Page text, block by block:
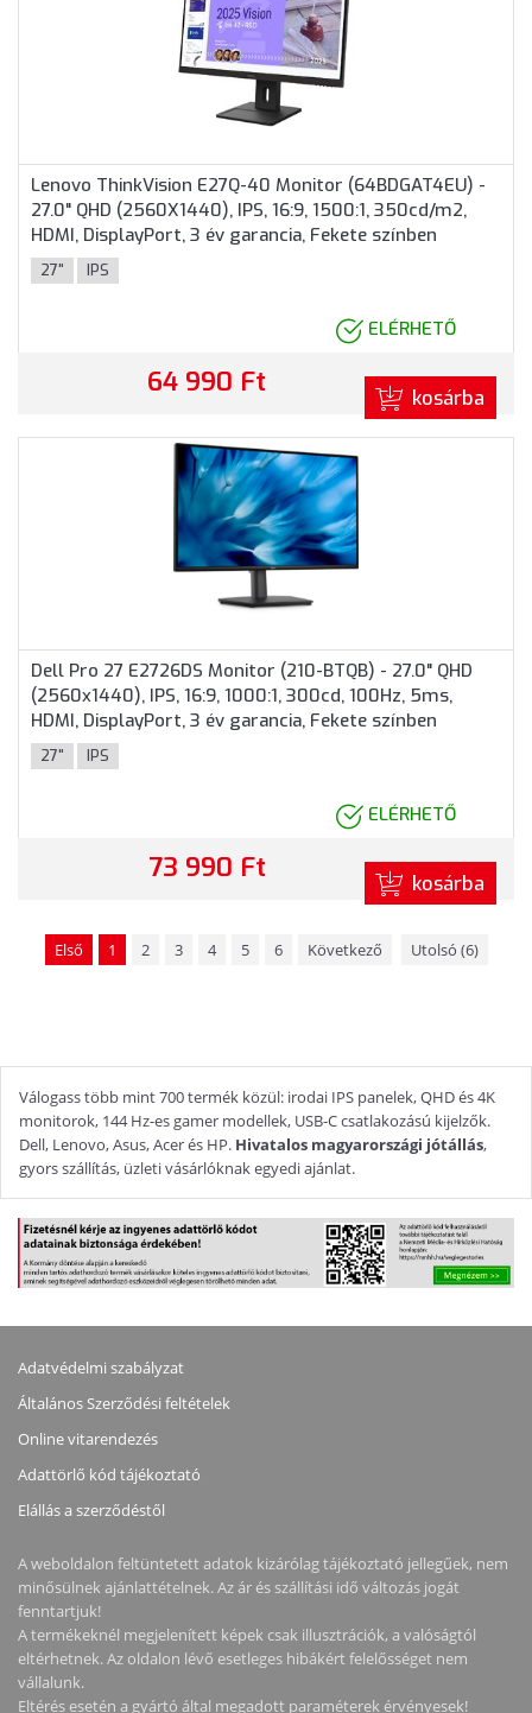
Lenovo ThinkVision E27Q-40 Monitor (64BDGAT4EU) -
27.0" QHD (2560X1440), IPS, 16:9, 1500:1, 350cd/m2,
HDMI, DisplayPort, 3 év garancia, Fekete színben
27" IPS
ELÉRHETŐ
64 990 Ft kosárba
Dell Pro 27 E2726DS Monitor (210-BTQB) - 27.0" QHD
(2560x1440), IPS, 16:9, 1000:1, 300cd, 100Hz, 5ms,
HDMI, DisplayPort, 3 év garancia, Fekete színben
27" IPS
ELÉRHETŐ
73 990 Ft kosárba
Első 1 2 3 4 5 6 Következő Utolsó (6)
Válogass több mint 700 termék közül: irodai IPS panelek, QHD és 4K
monitorok, 144 Hz-es gamer modellek, USB-C csatlakozású kijelzők.
Dell, Lenovo, Asus, Acer és HP. Hivatalos magyarországi jótállás,
gyors szállítás, üzleti vásárlóknak egyedi ajánlat.
Adatvédelmi szabályzat
Általános Szerződési feltételek
Online vitarendezés
Adattörlő kód tájékoztató
Elállás a szerződéstől
A weboldalon feltüntetett adatok kizárólag tájékoztató jellegűek, nem
minősülnek ajánlattételnek. Az ár és szállítási idő változás jogát
fenntartjuk!
A termékeknél megjelenített képek csak illusztrációk, a valóságtól
eltérhetnek. Az oldalon lévő esetleges hibákért felelősséget nem
vállalunk.
Eltérés esetén a gyártó által megadott paraméterek érvényesek!